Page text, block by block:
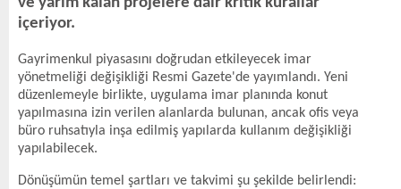
içeriyor.
Gayrimenkul piyasasını doğrudan etkileyecek imar
yönetmeliği değişikliği Resmi Gazete'de yayımlandı. Yeni
düzenlemeyle birlikte, uygulama imar planında konut
yapılmasına izin verilen alanlarda bulunan, ancak ofis veya
büro ruhsatıyla inşa edilmiş yapılarda kullanım değişikliği
yapılabilecek.
Dönüşümün temel şartları ve takvimi şu şekilde belirlendi: